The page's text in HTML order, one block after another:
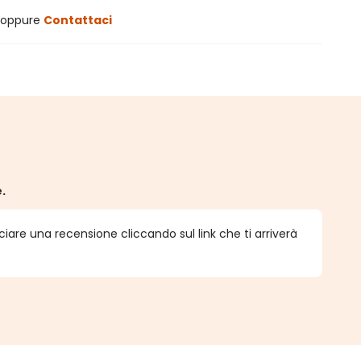
Contattaci
una recensione cliccando sul link che ti arriverà